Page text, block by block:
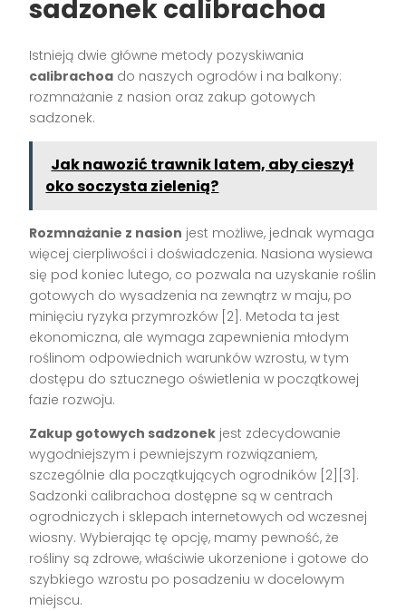
sadzonek calibrachoa
Istnieją dwie główne metody pozyskiwania
calibrachoa do naszych ogrodów i na balkony:
rozmnażanie z nasion oraz zakup gotowych
sadzonek.
Jak nawozić trawnik latem, aby cieszył
oko soczysta zielenią?
Rozmnażanie z nasion jest możliwe, jednak wymaga
więcej cierpliwości i doświadczenia. Nasiona wysiewa
się pod koniec lutego, co pozwala na uzyskanie roślin
gotowych do wysadzenia na zewnątrz w maju, po
minięciu ryzyka przymrozków [2]. Metoda ta jest
ekonomiczna, ale wymaga zapewnienia młodym
roślinom odpowiednich warunków wzrostu, w tym
dostępu do sztucznego oświetlenia w początkowej
fazie rozwoju.
Zakup gotowych sadzonek jest zdecydowanie
wygodniejszym i pewniejszym rozwiązaniem,
szczególnie dla początkujących ogrodników [2][3].
Sadzonki calibrachoa dostępne są w centrach
ogrodniczych i sklepach internetowych od wczesnej
wiosny. Wybierając tę opcję, mamy pewność, że
rośliny są zdrowe, właściwie ukorzenione i gotowe do
szybkiego wzrostu po posadzeniu w docelowym
miejscu.